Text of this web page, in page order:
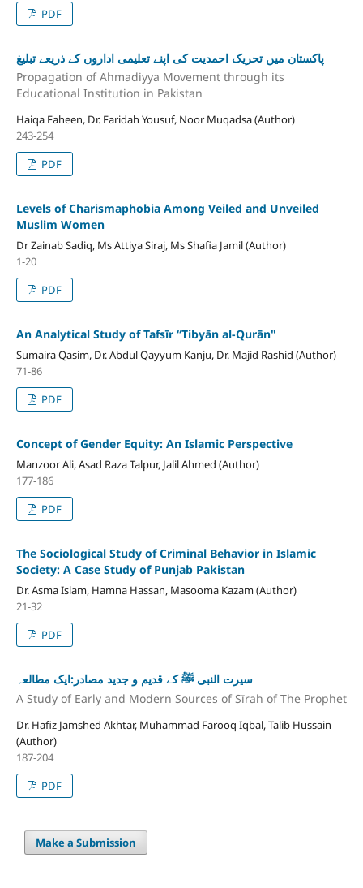
PDF
پاکستان میں تحریک احمدیت کی اپنے تعلیمی اداروں کے ذریعے تبلیغ
Propagation of Ahmadiyya Movement through its
Educational Institution in Pakistan
Haiqa Faheen, Dr. Faridah Yousuf, Noor Muqadsa (Author)
243-254
PDF
Levels of Charismaphobia Among Veiled and Unveiled
Muslim Women
Dr Zainab Sadiq, Ms Attiya Siraj, Ms Shafia Jamil (Author)
1-20
PDF
An Analytical Study of Tafsīr “Tibyān al-Qurān"
Sumaira Qasim, Dr. Abdul Qayyum Kanju, Dr. Majid Rashid (Author)
71-86
PDF
Concept of Gender Equity: An Islamic Perspective
Manzoor Ali, Asad Raza Talpur, Jalil Ahmed (Author)
177-186
PDF
The Sociological Study of Criminal Behavior in Islamic
Society: A Case Study of Punjab Pakistan
Dr. Asma Islam, Hamna Hassan, Masooma Kazam (Author)
21-32
PDF
سیرت النبی ﷺ کے قدیم و جدید مصادر:ایک مطالعہ
A Study of Early and Modern Sources of Sīrah of The Prophet
Dr. Hafiz Jamshed Akhtar, Muhammad Farooq Iqbal, Talib Hussain
(Author)
187-204
PDF
Make a Submission